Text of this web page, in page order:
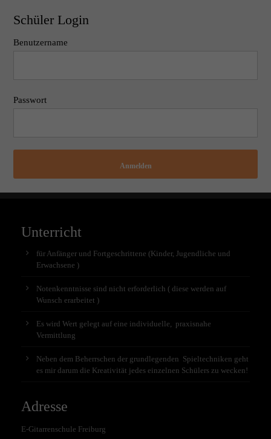
Schüler Login
Benutzername
Passwort
Anmelden
Unterricht
für Anfänger und Fortgeschrittene (Kinder, Jugendliche und
Erwachsene )
Notenkenntnisse sind nicht erforderlich ( diese werden auf
Wunsch erarbeitet )
Es wird Wert gelegt auf eine individuelle, praxisnahe
Vermittlung
Neben dem Beherrschen der grundlegenden Spieltechniken geht
es mir darum die Kreativität jedes einzelnen Schülers zu wecken!
Adresse
E-Gitarrenschule Freiburg